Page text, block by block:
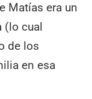
Matías era un
(lo cual
de los
en esa